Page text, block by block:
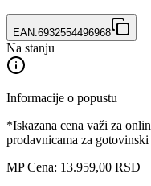
EAN:6932554496968
Na stanju
Informacije o popustu
*Iskazana cena važi za
prodavnicama za gotovinski
MP Cena: 13.959,00 RSD